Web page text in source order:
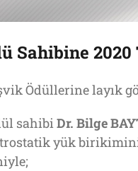
Sahibine
Ödüllerine layık
sahibiDr. Bilge
yük